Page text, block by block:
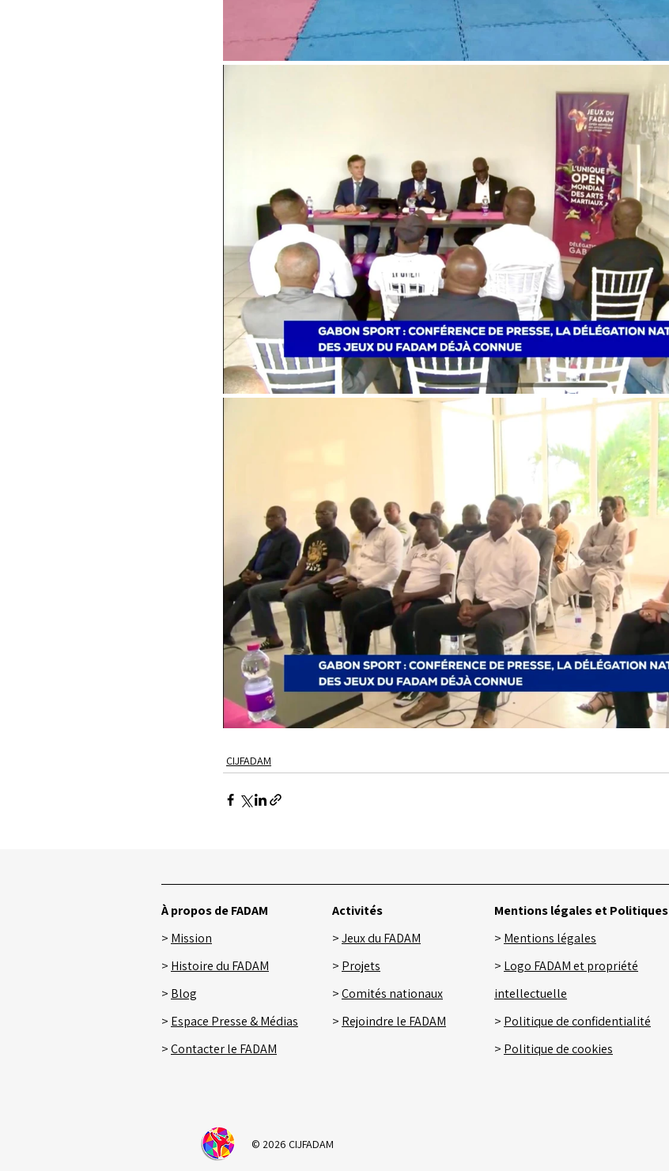
CIJFADAM
À propos de FADAM
> Mission
> Histoire du FADAM
> Blog
> Espace Presse & Médias
>Contacter le FADAM
Activités
>Jeux du FADAM
> Projets
>Comités nationaux
> Rejoindre le FADAM
Mentions légales et Politiques
> Mentions légales
> Logo FADAM et propriété
intellectuelle
> Politique de confidentialité
> Politique de cookies
© 2026 CIJFADAM